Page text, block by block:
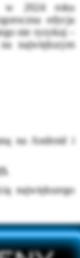
w 2024 roku
edycja
nie ryzykuj –
największym
na Android i
.
największego